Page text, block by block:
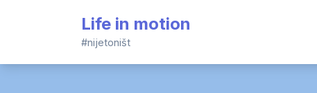
Life in motion
#nijetoništ